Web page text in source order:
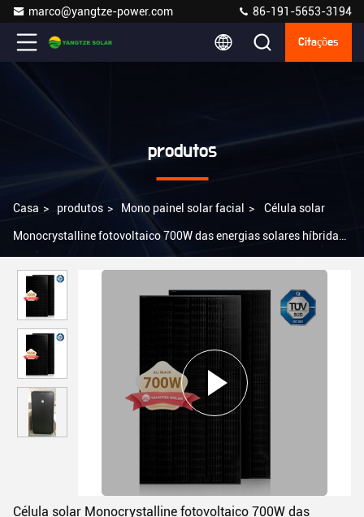
marco@yangtze-power.com 86-191-5653-3194
Citações
produtos
Casa > produtos > Mono painel solar facial > Célula solar
Monocrystalline fotovoltaico 700W das energias solares híbridas
Célula solar Monocrystalline fotovoltaico 700W das